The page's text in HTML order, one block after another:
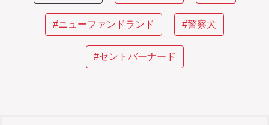
#ニューファンドランド #警察犬
#セントバーナード